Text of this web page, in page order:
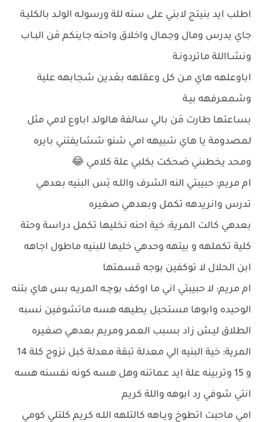
اطلب ايد بنيتج لابني على سنه للة ورسولـه الولـد بالكليـة
جاي يدرس ومال وجمال واخلاق واحنه جاينكم مَن البـاب
ونشـااللة ماتردونـة
اباوعلهه هاي مـن كل وعقلهه بعَدين شجابهه علية
وشمعرفهه بيـة
بساعتها طارت مَن بالي سالفة هالولد اباوع لامي مثل
لمصدومة يا هاي شبيهه امي شنو ششايفتني بايره
ومحد يخطبني ضحكت بكلبي علة كلامي 😂
ام مريم: حبيبتي النه الشرف واللـه بَس البنيه بعدهي
تدرس وانريدهه تكمل وبعدهي صغيره
بعدهي كالت المرية: خية احنه نخليها تكمل دراسة وحتة
كلية تكملهه و بيتهه وحدهي خليها للبنيه ماطول اجاهه
ابن الحلال لا توكفين بوجه قسمتها
ام مريم: لا حبيبتي اني ما اوكف بوچـه المريـه بس هاي بتنه
الوحيده وابوها مستحيل يطيهه هسه ماتشوفين نسبه
الطلاق ليـش زاد بسبب العمر ومريم بعدهي صغيره
المرية: خية البنيه الي معدلة تبقة معدلة كبل نزوج كلة 14
و 15 وتربينه علة ايد عماتنه وهل هسه كونه نفسنه هسه
انتي شوفي رد ابوهه واللة كريم
امي ماحبت اتطوخ ويـاهه كالتلهه اللـه كريم كلتلي كومي